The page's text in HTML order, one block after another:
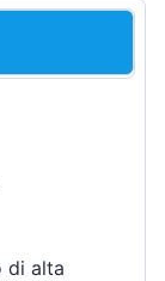
di alta